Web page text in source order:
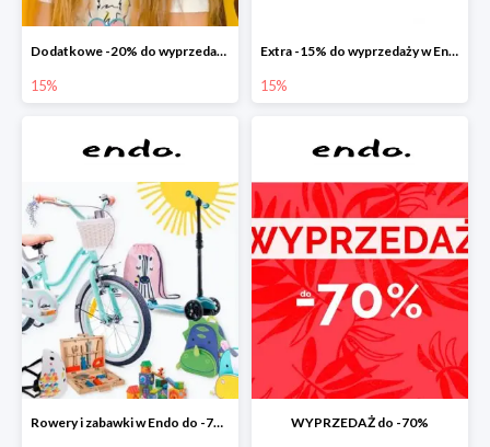
Dodatkowe -20% do wyprzedaży w Endo
15%
Extra -15% do wyprzedaży w Endo
15%
Rowery i zabawki w Endo do -70% WYPRZEDAŻ do -70%